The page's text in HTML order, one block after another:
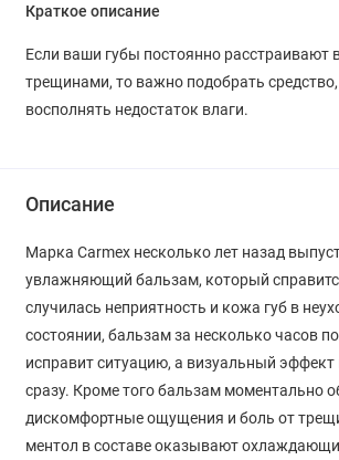
Краткое описание
Если ваши губы постоянно расстраивают
трещинами, то важно подобрать средство,
восполнять недостаток влаги.
Описание
Марка Carmex несколько лет назад
увлажняющий бальзам, который
случилась неприятность и кожа губ в
состоянии, бальзам за несколько часов
исправит ситуацию, а визуальный эффект
сразу. Кроме того бальзам моментально
дискомфортные ощущения и боль от
ментол в составе оказывают